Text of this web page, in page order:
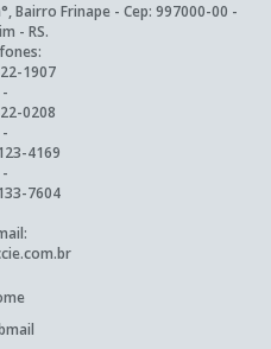
Bairro Frinape - Cep: 997000-00 -
- RS.
1907
-
0208
-
4169
-
7604